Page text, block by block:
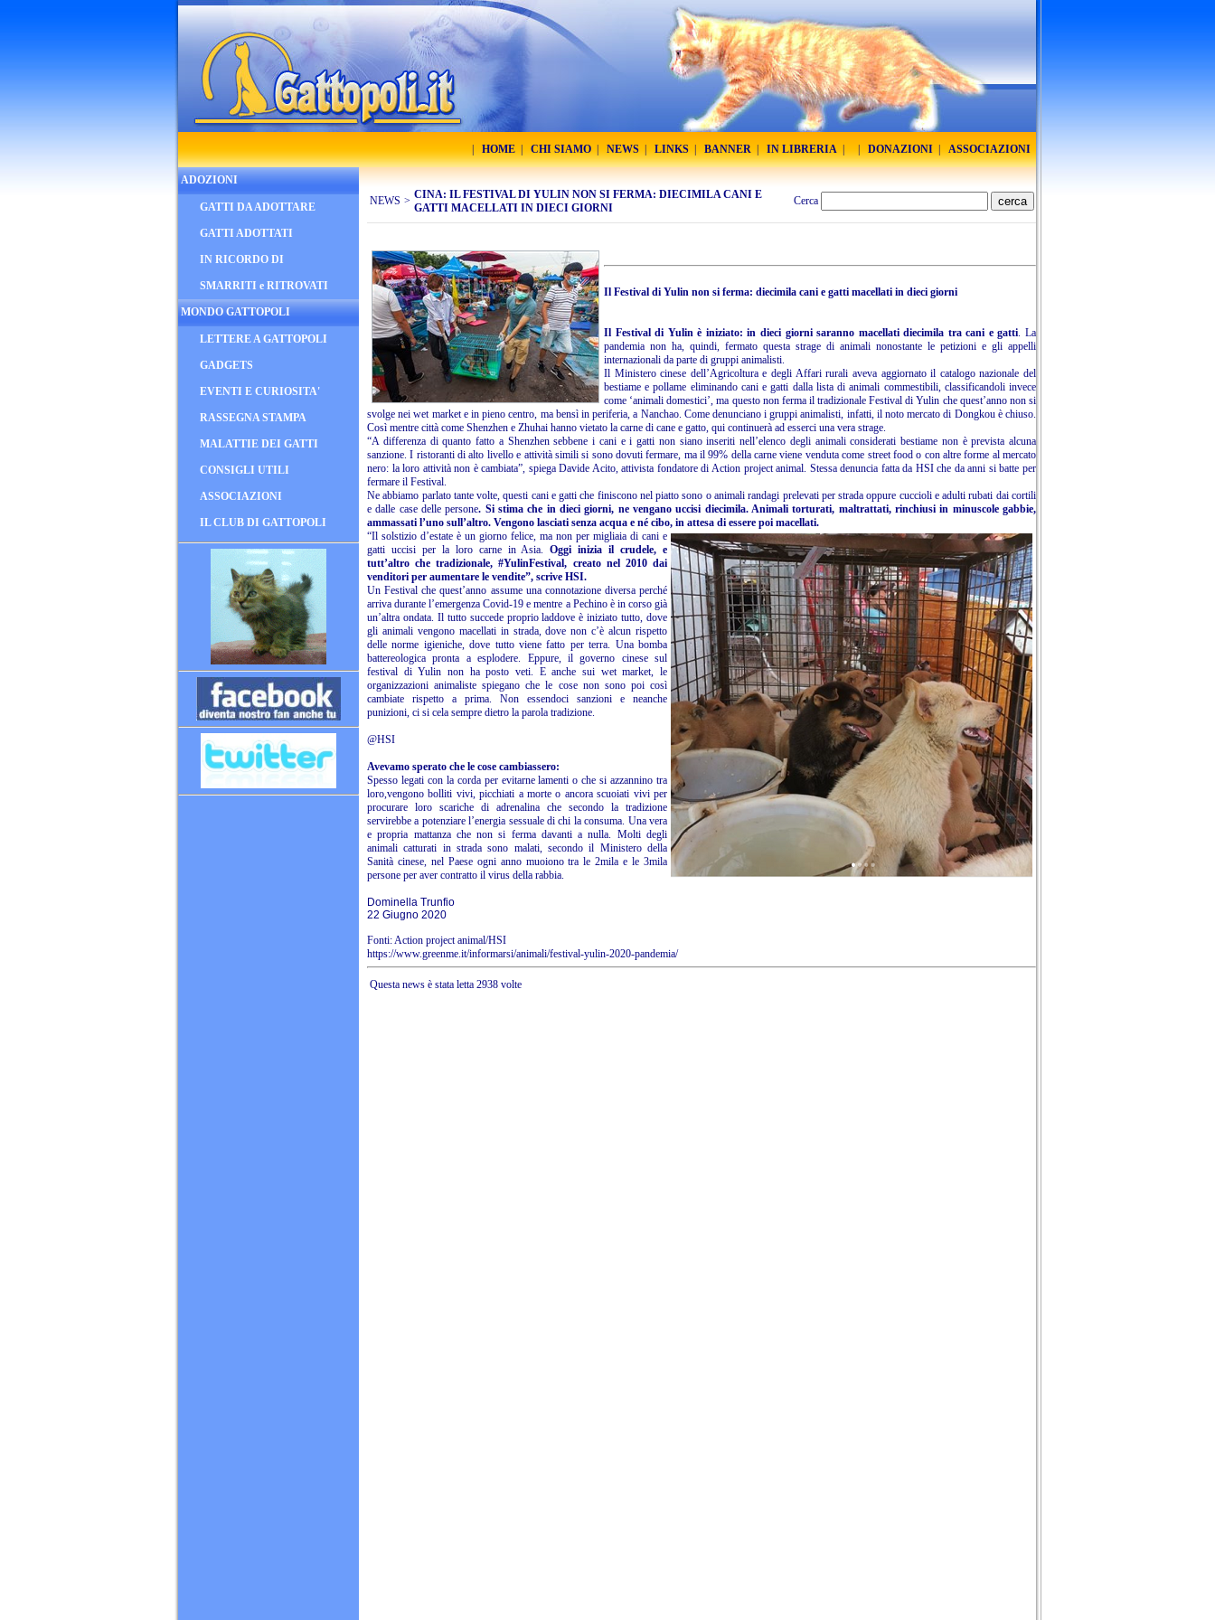
HOME CHI SIAMO NEWS LINKS BANNER IN LIBRERIA DONAZIONI ASSOCIAZIONI
ADOZIONI
GATTI DA ADOTTARE
GATTI ADOTTATI
IN RICORDO DI
SMARRITI e RITROVATI
MONDO GATTOPOLI
LETTERE A GATTOPOLI
GADGETS
EVENTI E CURIOSITA'
RASSEGNA STAMPA
MALATTIE DEI GATTI
CONSIGLI UTILI
ASSOCIAZIONI
IL CLUB DI GATTOPOLI
NEWS > CINA: IL FESTIVAL DI YULIN NON SI FERMA: DIECIMILA CANI E
GATTI MACELLATI IN DIECI GIORNI
Cerca
Il Festival di Yulin non si ferma: diecimila cani e gatti macellati in dieci giorni
Il Festival di Yulin è iniziato: in dieci giorni saranno macellati diecimila tra cani e gatti. La
pandemia non ha, quindi, fermato questa strage di animali nonostante le petizioni e gli appelli
internazionali da parte di gruppi animalisti.
Il Ministero cinese dell’Agricoltura e degli Affari rurali aveva aggiornato il catalogo nazionale del
bestiame e pollame eliminando cani e gatti dalla lista di animali commestibili, classificandoli invece
come ‘animali domestici’, ma questo non ferma il tradizionale Festival di Yulin che quest’anno non si
svolge nei wet market e in pieno centro, ma bensì in periferia, a Nanchao. Come denunciano i gruppi animalisti, infatti, il noto mercato di Dongkou è chiuso.
Così mentre città come Shenzhen e Zhuhai hanno vietato la carne di cane e gatto, qui continuerà ad esserci una vera strage.
“A differenza di quanto fatto a Shenzhen sebbene i cani e i gatti non siano inseriti nell’elenco degli animali considerati bestiame non è prevista alcuna
sanzione. I ristoranti di alto livello e attività simili si sono dovuti fermare, ma il 99% della carne viene venduta come street food o con altre forme al mercato
nero: la loro attività non è cambiata”, spiega Davide Acito, attivista fondatore di Action project animal. Stessa denuncia fatta da HSI che da anni si batte per
fermare il Festival.
Ne abbiamo parlato tante volte, questi cani e gatti che finiscono nel piatto sono o animali randagi prelevati per strada oppure cuccioli e adulti rubati dai cortili
e dalle case delle persone. Si stima che in dieci giorni, ne vengano uccisi diecimila. Animali torturati, maltrattati, rinchiusi in minuscole gabbie,
ammassati l’uno sull’altro. Vengono lasciati senza acqua e né cibo, in attesa di essere poi macellati.
“Il solstizio d’estate è un giorno felice, ma non per migliaia di cani e
gatti uccisi per la loro carne in Asia. Oggi inizia il crudele, e
tutt’altro che tradizionale, #YulinFestival, creato nel 2010 dai
venditori per aumentare le vendite”, scrive HSI.
Un Festival che quest’anno assume una connotazione diversa perché
arriva durante l’emergenza Covid-19 e mentre a Pechino è in corso già
un’altra ondata. Il tutto succede proprio laddove è iniziato tutto, dove
gli animali vengono macellati in strada, dove non c’è alcun rispetto
delle norme igieniche, dove tutto viene fatto per terra. Una bomba
battereologica pronta a esplodere. Eppure, il governo cinese sul
festival di Yulin non ha posto veti. E anche sui wet market, le
organizzazioni animaliste spiegano che le cose non sono poi così
cambiate rispetto a prima. Non essendoci sanzioni e neanche
punizioni, ci si cela sempre dietro la parola tradizione.
@HSI
Avevamo sperato che le cose cambiassero:
Spesso legati con la corda per evitarne lamenti o che si azzannino tra
loro,vengono bolliti vivi, picchiati a morte o ancora scuoiati vivi per
procurare loro scariche di adrenalina che secondo la tradizione
servirebbe a potenziare l’energia sessuale di chi la consuma. Una vera
e propria mattanza che non si ferma davanti a nulla. Molti degli
animali catturati in strada sono malati, secondo il Ministero della
Sanità cinese, nel Paese ogni anno muoiono tra le 2mila e le 3mila
persone per aver contratto il virus della rabbia.
Dominella Trunfio
22 Giugno 2020
Fonti: Action project animal/HSI
https://www.greenme.it/informarsi/animali/festival-yulin-2020-pandemia/
Questa news è stata letta 2938 volte